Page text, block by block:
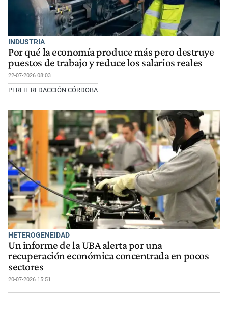
INDUSTRIA
Por qué la economía produce más pero destruye
puestos de trabajo y reduce los salarios reales
22-07-2026 08:03
PERFIL REDACCIÓN CÓRDOBA
HETEROGENEIDAD
Un informe de la UBA alerta por una
recuperación económica concentrada en pocos
sectores
20-07-2026 15:51